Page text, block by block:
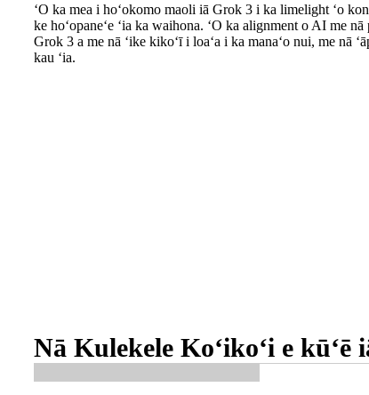
ʻO ka mea i hoʻokomo maoli iā Grok 3 i ka limelight ʻo
ke hoʻopaneʻe ʻia ka waihona. ʻO ka alignment o AI me
Grok 3 a me nā ʻike kikoʻī i loaʻa i ka manaʻo nui, me nā
kau ʻia.
Nā Kulekele Koʻikoʻi e kūʻē